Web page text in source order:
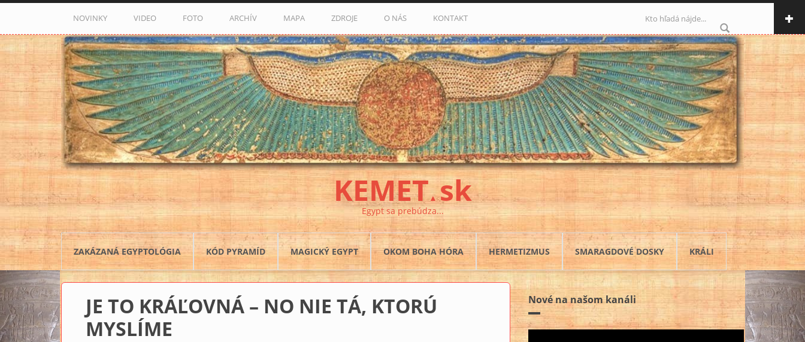
Skočiť na hlavný obsah
NOVINKY VIDEO FOTO ARCHÍV MAPA ZDROJE O NÁS KONTAKT Vyhľadávanie
KEMET▲sk
Egypt sa prebúdza...
ZAKÁZANÁ EGYPTOLÓGIA KÓD PYRAMÍD MAGICKÝ EGYPT OKOM BOHA HÓRA HERMETIZMUS SMARAGDOVÉ DOSKY KRÁLI
JE TO KRÁĽOVNÁ – NO NIE TÁ, KTORÚ
MYSLÍME
Nové na našom kanáli